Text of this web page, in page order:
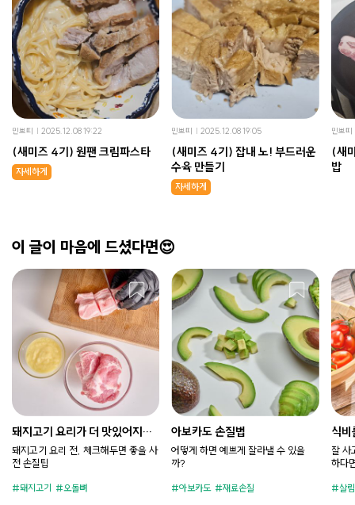
민쁘띠 2025.12.08 19:22
(새미즈 4기) 원팬 크림파스타
자세하게
민쁘띠 2025.12.08 19:05
(새미즈 4기) 잡내 노! 부드러운
수육 만들기
자세하게
민쁘띠
(새
밥
이 글이 마음에 드셨다면😍
돼지고기 요리가 더 맛있어지는
손질팁
돼지고기 요리 전, 체크해두면 좋을 사
전 손질팁
돼지고기 오돌뼈
아보카도 손질법
어떻게 하면 예쁘게 잘라낼 수 있을
까?
아보카도 재료손질
식비
잘 사
하다
살림